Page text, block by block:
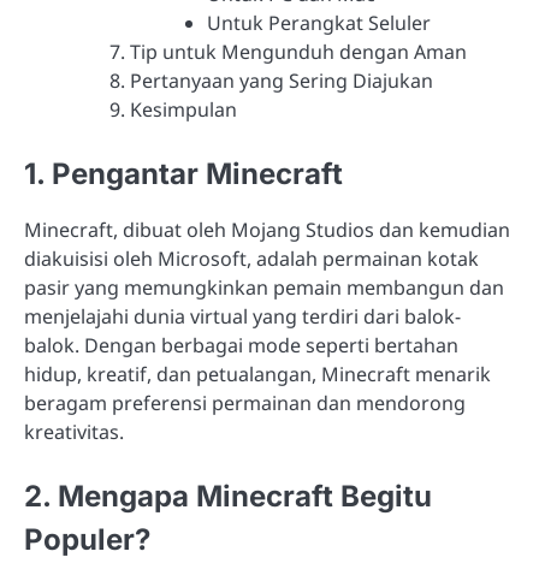
Untuk Perangkat Seluler
Tip untuk Mengunduh dengan Aman
Pertanyaan yang Sering Diajukan
Kesimpulan
1. Pengantar Minecraft
Minecraft, dibuat oleh Mojang Studios dan kemudian
diakuisisi oleh Microsoft, adalah permainan kotak
pasir yang memungkinkan pemain membangun dan
menjelajahi dunia virtual yang terdiri dari balok-
balok. Dengan berbagai mode seperti bertahan
hidup, kreatif, dan petualangan, Minecraft menarik
beragam preferensi permainan dan mendorong
kreativitas.
2. Mengapa Minecraft Begitu
Populer?